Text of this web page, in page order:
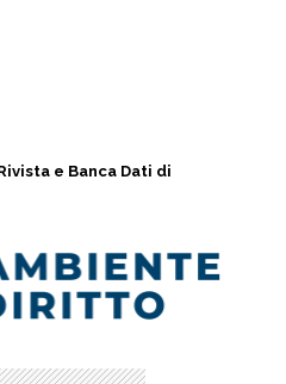
e Banca Dati di